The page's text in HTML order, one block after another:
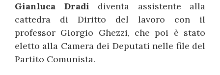
Gianluca Dradi diventa assistente alla
cattedra di Diritto del lavoro con il
professor Giorgio Ghezzi, che poi è stato
eletto alla Camera dei Deputati nelle file del
Partito Comunista.